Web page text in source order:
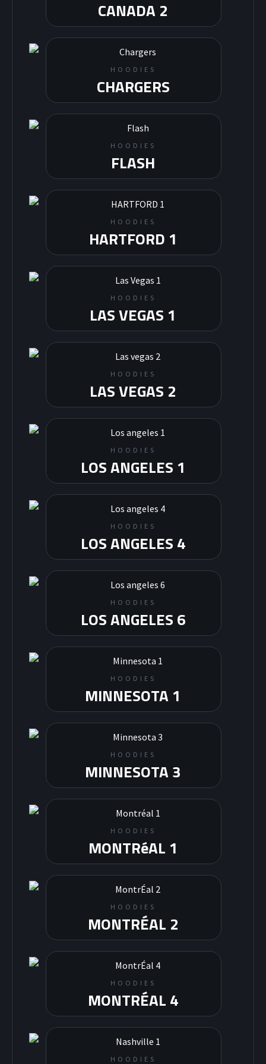
CANADA 2
HOODIES
CHARGERS
HOODIES
FLASH
HOODIES
HARTFORD 1
HOODIES
LAS VEGAS 1
HOODIES
LAS VEGAS 2
HOODIES
LOS ANGELES 1
HOODIES
LOS ANGELES 4
HOODIES
LOS ANGELES 6
HOODIES
MINNESOTA 1
HOODIES
MINNESOTA 3
HOODIES
MONTRéAL 1
HOODIES
MONTRÉAL 2
HOODIES
MONTRÉAL 4
HOODIES